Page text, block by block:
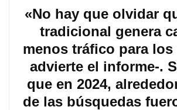
«No hay que olvidar
tradicional genera
menos tráfico para los
advierte el informe-.
que en 2024,
de las búsquedas